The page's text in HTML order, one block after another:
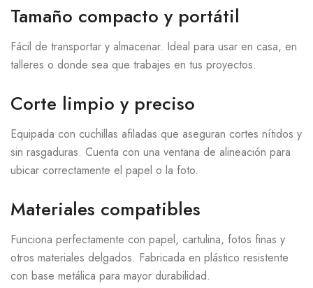
Tamaño compacto y portátil
Fácil de transportar y almacenar. Ideal para usar en casa, en
talleres o donde sea que trabajes en tus proyectos.
Corte limpio y preciso
Equipada con cuchillas afiladas que aseguran cortes nítidos y
sin rasgaduras. Cuenta con una ventana de alineación para
ubicar correctamente el papel o la foto.
Materiales compatibles
Funciona perfectamente con papel, cartulina, fotos finas y
otros materiales delgados. Fabricada en plástico resistente
con base metálica para mayor durabilidad.